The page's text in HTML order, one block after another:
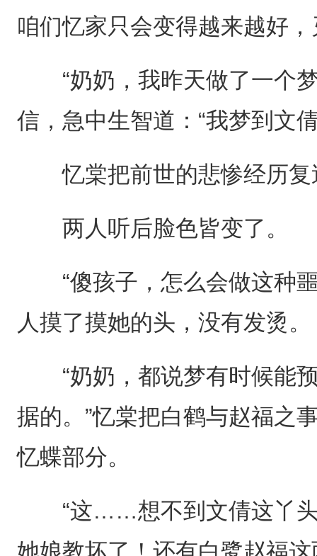
咱们忆家只会变得越来越好
“奶奶，我昨天做了一个梦
信，急中生智道：“我梦到文
忆棠把前世的悲惨经历复
两人听后脸色皆变了。
“傻孩子，怎么会做这种噩
人摸了摸她的头，没有发烫。
“奶奶，都说梦有时候能预
据的。”忆棠把白鹤与赵福之
忆蝶部分。
“这……想不到文倩这丫头